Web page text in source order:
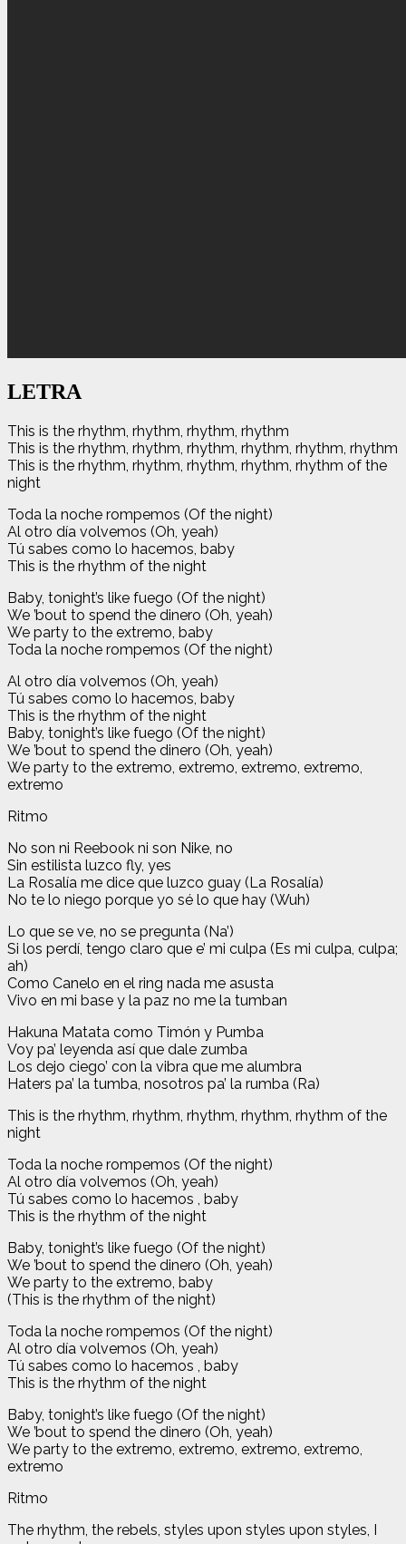
LETRA
This is the rhythm, rhythm, rhythm, rhythm
This is the rhythm, rhythm, rhythm, rhythm, rhythm, rhythm
This is the rhythm, rhythm, rhythm, rhythm, rhythm of the
night
Toda la noche rompemos (Of the night)
Al otro día volvemos (Oh, yeah)
Tú sabes como lo hacemos, baby
This is the rhythm of the night
Baby, tonight’s like fuego (Of the night)
We ’bout to spend the dinero (Oh, yeah)
We party to the extremo, baby
Toda la noche rompemos (Of the night)
Al otro día volvemos (Oh, yeah)
Tú sabes como lo hacemos, baby
This is the rhythm of the night
Baby, tonight’s like fuego (Of the night)
We ’bout to spend the dinero (Oh, yeah)
We party to the extremo, extremo, extremo, extremo,
extremo
Ritmo
No son ni Reebook ni son Nike, no
Sin estilista luzco fly, yes
La Rosalía me dice que luzco guay (La Rosalía)
No te lo niego porque yo sé lo que hay (Wuh)
Lo que se ve, no se pregunta (Na’)
Si los perdí, tengo claro que e’ mi culpa (Es mi culpa, culpa;
ah)
Como Canelo en el ring nada me asusta
Vivo en mi base y la paz no me la tumban
Hakuna Matata como Timón y Pumba
Voy pa’ leyenda así que dale zumba
Los dejo ciego’ con la vibra que me alumbra
Haters pa’ la tumba, nosotros pa’ la rumba (Ra)
This is the rhythm, rhythm, rhythm, rhythm, rhythm of the
night
Toda la noche rompemos (Of the night)
Al otro día volvemos (Oh, yeah)
Tú sabes como lo hacemos , baby
This is the rhythm of the night
Baby, tonight’s like fuego (Of the night)
We ’bout to spend the dinero (Oh, yeah)
We party to the extremo, baby
(This is the rhythm of the night)
Toda la noche rompemos (Of the night)
Al otro día volvemos (Oh, yeah)
Tú sabes como lo hacemos , baby
This is the rhythm of the night
Baby, tonight’s like fuego (Of the night)
We ’bout to spend the dinero (Oh, yeah)
We party to the extremo, extremo, extremo, extremo,
extremo
Ritmo
The rhythm, the rebels, styles upon styles upon styles, I